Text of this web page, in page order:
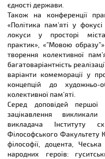
єдності держави.
Також на конференції
«Політика пам’яті у
локуси у просторі
практик», «”Мовою
творення колективної
багатоваріантність
варіанти комеморації у
концепцій до художньо-
колективної пам’яті.
Серед доповідей першої
зацікавлення
викладача Інституту
Філософського Факультету
філософії, доцента,
народних героїв: